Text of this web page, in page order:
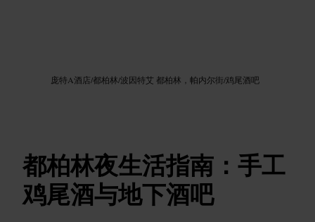
庞特A酒店/都柏林/波因特艾 都柏林，帕内尔街/鸡尾酒吧
都柏林夜生活指南：手工
鸡尾酒与地下酒吧